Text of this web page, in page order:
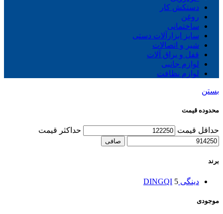
دستکش کار
روغن
ساختمانی
سایز ابزارآلات دستی
شیر و اتصالات
قفل و یراق آلات
لوازم جانبی
لوازم نظافت
بستن
محدوده قیمت
حداقل قیمت حداكثر قيمت
صافی
برند
دینگی DINGQI 5
موجودی